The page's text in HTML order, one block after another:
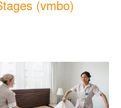
(vmbo)